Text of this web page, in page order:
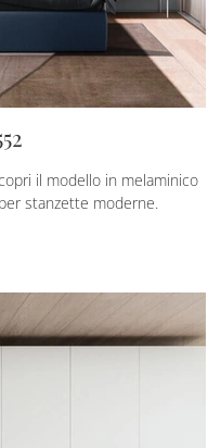
il modello in melaminico
stanzette moderne.